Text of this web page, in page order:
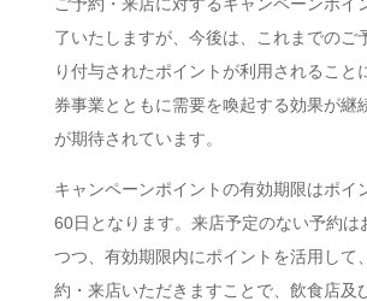
了いたしますが、今後は、これまでのご
り付与されたポイントが利用されること
券事業とともに需要を喚起する効果が継
が期待されています。
キャンペーンポイントの有効期限はポイ
60日となります。来店予定のない予約は
つつ、有効期限内にポイントを活用して
約・来店いただきますことで、飲食店及